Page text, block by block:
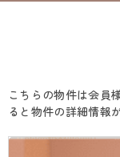
こちらの物件は会員
ると物件の詳細情報